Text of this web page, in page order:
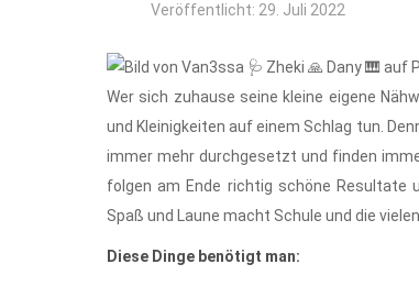
Veröffentlicht: 29. Juli 2022
Wer sich zuhause seine kleine eigene
und Kleinigkeiten auf einem Schlag tun.
immer mehr durchgesetzt und finden
folgen am Ende richtig schöne Resultate
Spaß und Laune macht Schule und die
Diese Dinge benötigt man: